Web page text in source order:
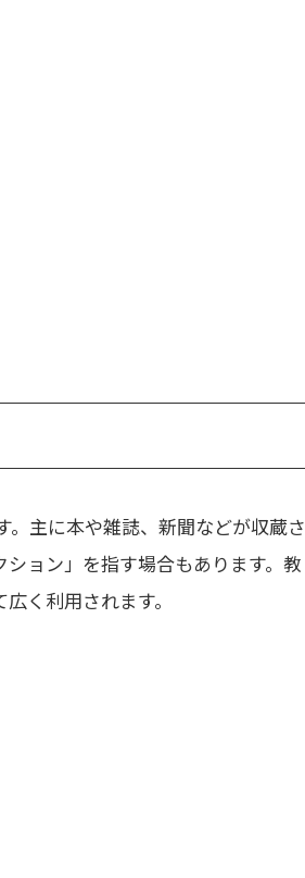
主に本や雑誌、新聞などが収蔵さ
ョン」を指す場合もあります。教
く利用されます。